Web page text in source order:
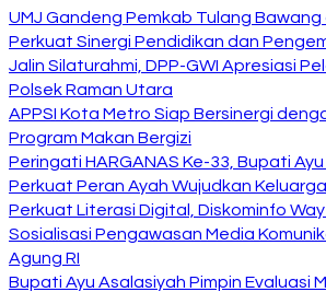
UMJ Gandeng Pemkab Tulang Bawang
Perkuat Sinergi Pendidikan dan
Jalin Silaturahmi, DPP-GWI Apresiasi
Polsek Raman Utara
APPSI Kota Metro Siap Bersinergi
Program Makan Bergizi
Peringati HARGANAS Ke-33, Bupati
Perkuat Peran Ayah Wujudkan
Perkuat Literasi Digital, Diskominfo
Sosialisasi Pengawasan Media
Agung RI
Bupati Ayu Asalasiyah Pimpin Evaluasi